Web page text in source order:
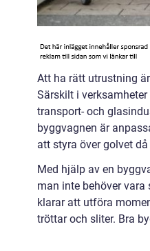
Att ha rätt utrustning
Särskilt i
transport- och
byggvagnen är
att styra över golvet
Med hjälp av en
man inte behöver
klarar att utföra
tröttar och sliter. Bra